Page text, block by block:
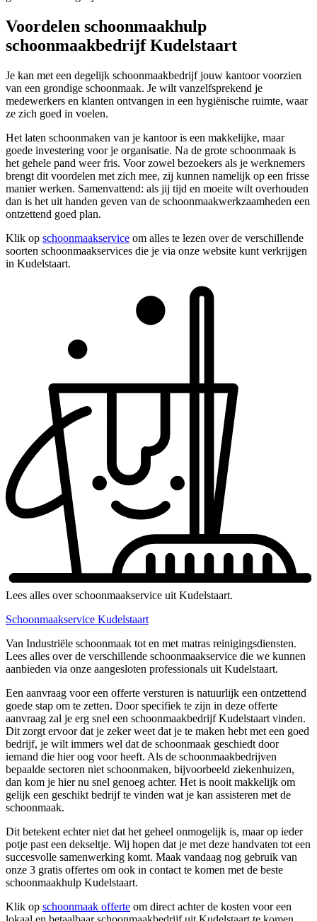
Voordelen schoonmaakhulp
schoonmaakbedrijf Kudelstaart
Je kan met een degelijk schoonmaakbedrijf jouw kantoor voorzien
van een grondige schoonmaak. Je wilt vanzelfsprekend je
medewerkers en klanten ontvangen in een hygiënische ruimte, waar
ze zich goed in voelen.
Het laten schoonmaken van je kantoor is een makkelijke, maar
goede investering voor je organisatie. Na de grote schoonmaak is
het gehele pand weer fris. Voor zowel bezoekers als je werknemers
brengt dit voordelen met zich mee, zij kunnen namelijk op een frisse
manier werken. Samenvattend: als jij tijd en moeite wilt overhouden
dan is het uit handen geven van de schoonmaakwerkzaamheden een
ontzettend goed plan.
Klik op schoonmaakservice om alles te lezen over de verschillende
soorten schoonmaakservices die je via onze website kunt verkrijgen
in Kudelstaart.
Lees alles over schoonmaakservice uit Kudelstaart.
Schoonmaakservice Kudelstaart
Van Industriële schoonmaak tot en met matras reinigingsdiensten.
Lees alles over de verschillende schoonmaakservice die we kunnen
aanbieden via onze aangesloten professionals uit Kudelstaart.
Een aanvraag voor een offerte versturen is natuurlijk een ontzettend
goede stap om te zetten. Door specifiek te zijn in deze offerte
aanvraag zal je erg snel een schoonmaakbedrijf Kudelstaart vinden.
Dit zorgt ervoor dat je zeker weet dat je te maken hebt met een goed
bedrijf, je wilt immers wel dat de schoonmaak geschiedt door
iemand die hier oog voor heeft. Als de schoonmaakbedrijven
bepaalde sectoren niet schoonmaken, bijvoorbeeld ziekenhuizen,
dan kom je hier nu snel genoeg achter. Het is nooit makkelijk om
gelijk een geschikt bedrijf te vinden wat je kan assisteren met de
schoonmaak.
Dit betekent echter niet dat het geheel onmogelijk is, maar op ieder
potje past een dekseltje. Wij hopen dat je met deze handvaten tot een
succesvolle samenwerking komt. Maak vandaag nog gebruik van
onze 3 gratis offertes om ook in contact te komen met de beste
schoonmaakhulp Kudelstaart.
Klik op schoonmaak offerte om direct achter de kosten voor een